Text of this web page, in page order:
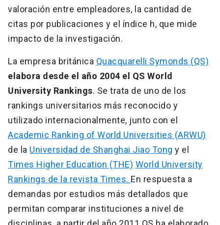
valoración entre empleadores, la cantidad de
citas por publicaciones y el índice h, que mide
impacto de la investigación.
La empresa británica Quacquarelli Symonds (QS)
elabora desde el año 2004 el QS World
University Rankings. Se trata de uno de los
rankings universitarios más reconocido y
utilizado internacionalmente, junto con el
Academic Ranking of World Universities (ARWU)
de la Universidad de Shanghai Jiao Tong y el
Times Higher Education (THE) World University
Rankings de la revista Times. En respuesta a
demandas por estudios más detallados que
permitan comparar instituciones a nivel de